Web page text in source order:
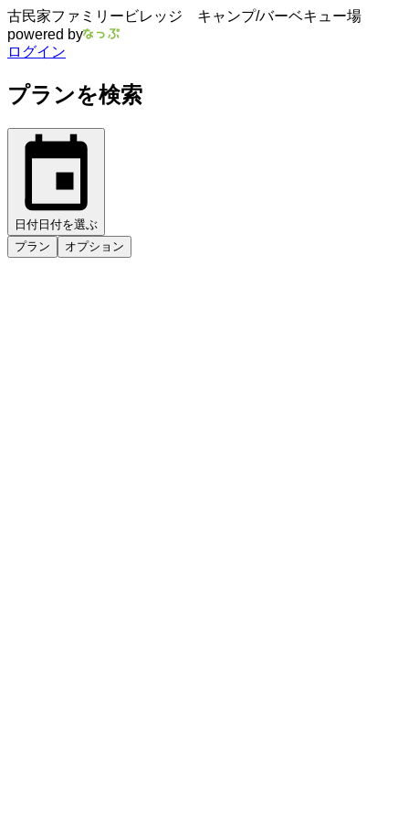
古民家ファミリービレッジ キャンプ/バーベキュー場
powered by
ログイン
プランを検索
日付 日付を選ぶ
プラン
オプション